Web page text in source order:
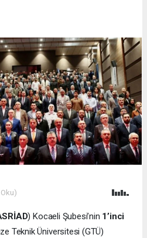
) Kocaeli Şubesi’nin 1’inci
Teknik Üniversitesi (GTÜ)